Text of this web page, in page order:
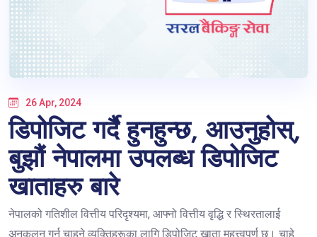
26 Apr, 2024
डिपोजिट गर्दै हुनहुन्छ, आउनुहोस्,
बुझौं नेपालमा उपलब्ध डिपोजिट
खाताहरु बारे
नेपालको गतिशील वित्तीय परिदृश्यमा, आफ्नो वित्तीय वृद्धि र स्थिरतालाई
अनुकूलन गर्न चाहने व्यक्तिहरूका लागि डिपोजिट खाता महत्त्वपूर्ण छ। चाहे